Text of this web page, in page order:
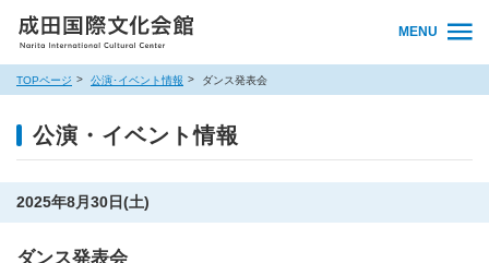
MENU
TOPページ 公演･イベント情報 ダンス発表会
公演・イベント情報
2025年8月30日(土)
ダンス発表会